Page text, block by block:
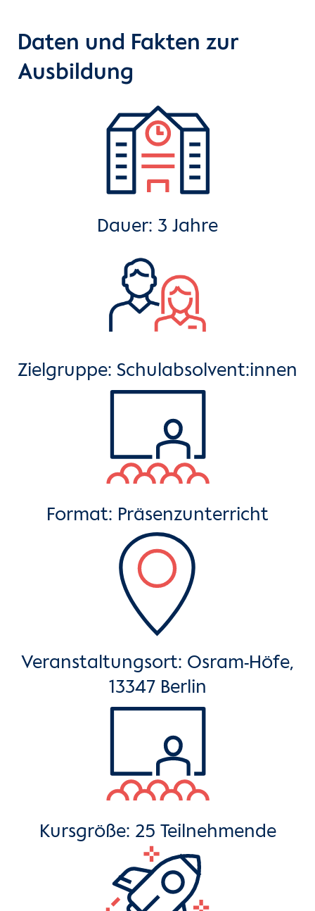
Daten und Fakten zur
Ausbildung
Dauer: 3 Jahre
Zielgruppe: Schulabsolvent:innen
Format: Präsenzunterricht
Veranstaltungsort: Osram-Höfe,
13347 Berlin
Kursgröße: 25 Teilnehmende